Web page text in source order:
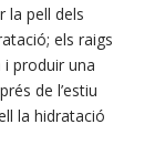
la pell dels
els raigs
produir una
de l’estiu
la hidratació